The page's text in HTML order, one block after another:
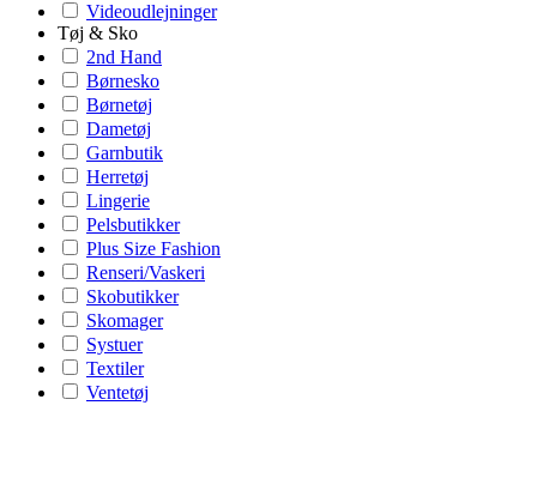
Videoudlejninger
Tøj & Sko
2nd Hand
Børnesko
Børnetøj
Dametøj
Garnbutik
Herretøj
Lingerie
Pelsbutikker
Plus Size Fashion
Renseri/Vaskeri
Skobutikker
Skomager
Systuer
Textiler
Ventetøj